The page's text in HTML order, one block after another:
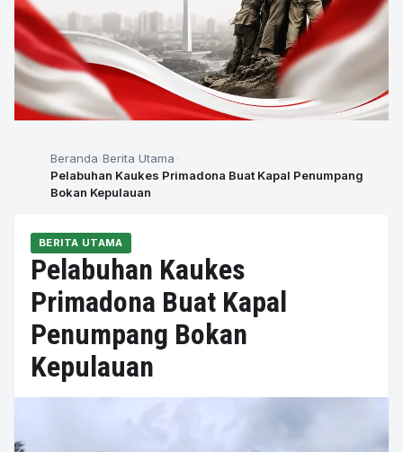
Beranda Berita Utama
Pelabuhan Kaukes Primadona Buat Kapal Penumpang
Bokan Kepulauan
BERITA UTAMA
Pelabuhan Kaukes
Primadona Buat Kapal
Penumpang Bokan
Kepulauan